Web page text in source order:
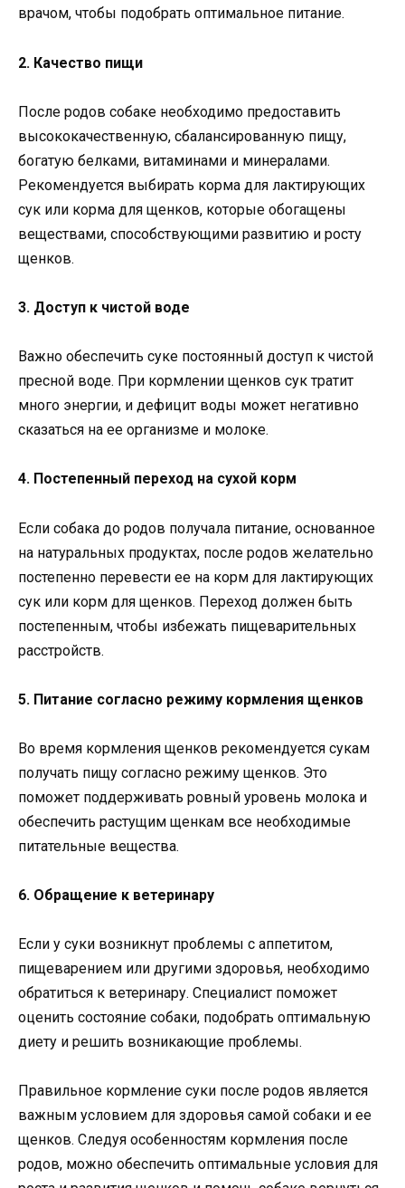
врачом, чтобы подобрать оптимальное питание.
2. Качество пищи
После родов собаке необходимо предоставить
высококачественную, сбалансированную пищу,
богатую белками, витаминами и минералами.
Рекомендуется выбирать корма для лактирующих
сук или корма для щенков, которые обогащены
веществами, способствующими развитию и росту
щенков.
3. Доступ к чистой воде
Важно обеспечить суке постоянный доступ к чистой
пресной воде. При кормлении щенков сук тратит
много энергии, и дефицит воды может негативно
сказаться на ее организме и молоке.
4. Постепенный переход на сухой корм
Если собака до родов получала питание, основанное
на натуральных продуктах, после родов желательно
постепенно перевести ее на корм для лактирующих
сук или корм для щенков. Переход должен быть
постепенным, чтобы избежать пищеварительных
расстройств.
5. Питание согласно режиму кормления щенков
Во время кормления щенков рекомендуется сукам
получать пищу согласно режиму щенков. Это
поможет поддерживать ровный уровень молока и
обеспечить растущим щенкам все необходимые
питательные вещества.
6. Обращение к ветеринару
Если у суки возникнут проблемы с аппетитом,
пищеварением или другими здоровья, необходимо
обратиться к ветеринару. Специалист поможет
оценить состояние собаки, подобрать оптимальную
диету и решить возникающие проблемы.
Правильное кормление суки после родов является
важным условием для здоровья самой собаки и ее
щенков. Следуя особенностям кормления после
родов, можно обеспечить оптимальные условия для